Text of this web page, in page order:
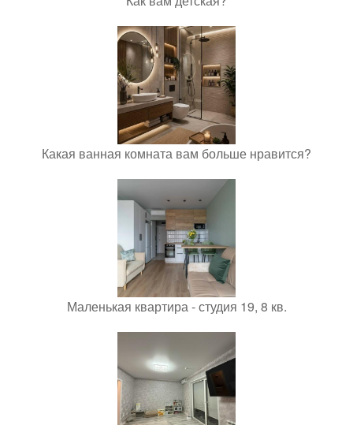
Какая ванная комната вам больше нравится?
Маленькая квартира - студия 19, 8 кв.